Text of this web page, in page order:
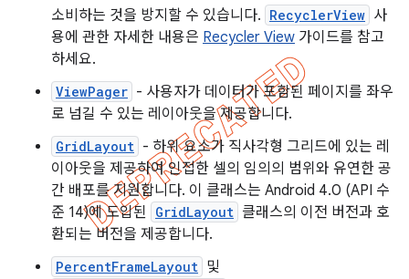
소비하는 것을 방지할 수 있습니다. RecyclerView 사
용에 관한 자세한 내용은 Recycler View 가이드를 참고
하세요.
ViewPager - 사용자가 데이터가 포함된 페이지를 좌우
로 넘길 수 있는 레이아웃을 제공합니다.
GridLayout - 하위 요소가 직사각형 그리드에 있는 레
이아웃을 제공하여 인접한 셀의 임의의 범위와 유연한 공
간 배포를 지원합니다. 이 클래스는 Android 4.0 (API 수
준 14)에 도입된 GridLayout 클래스의 이전 버전과 호
환되는 버전을 제공합니다.
PercentFrameLayout 및